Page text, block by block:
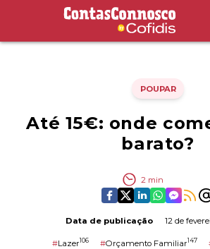
Contas Connosco by Cofidis
POUPAR
Até 15€: onde
barato?
2 min
Data de publicação 12 de
#Lazer106 #Orçamento Familiar147